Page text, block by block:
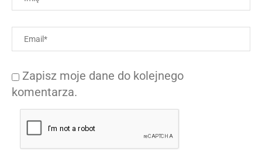
Zapisz moje dane do kolejnego
komentarza.